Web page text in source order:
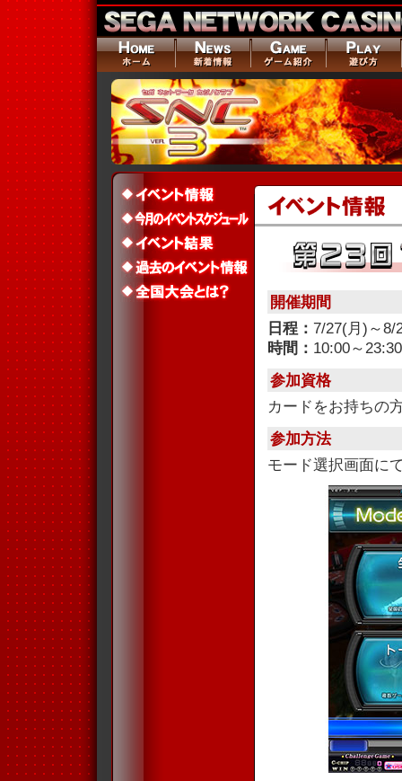
開催期間
日程： 7/27(月)～8/
時間： 10:00～23:30
参加資格
カードをお持ちの
参加方法
モード選択画面に